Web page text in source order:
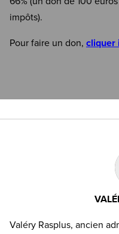
impôts).
Pour faire un don, cliquer
Valéry Rasplus, ancien